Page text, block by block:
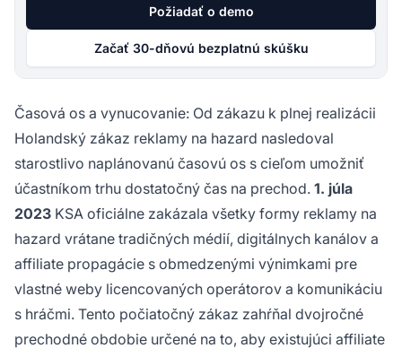
Požiadať o demo
Začať 30-dňovú bezplatnú skúšku
Časová os a vynucovanie: Od zákazu k plnej realizácii
Holandský zákaz reklamy na hazard nasledoval
starostlivo naplánovanú časovú os s cieľom umožniť
účastníkom trhu dostatočný čas na prechod. 1. júla
2023 KSA oficiálne zakázala všetky formy reklamy na
hazard vrátane tradičných médií, digitálnych kanálov a
affiliate propagácie s obmedzenými výnimkami pre
vlastné weby licencovaných operátorov a komunikáciu
s hráčmi. Tento počiatočný zákaz zahŕňal dvojročné
prechodné obdobie určené na to, aby existujúci affiliate